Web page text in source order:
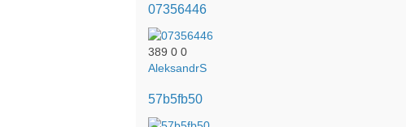
07356446
389 0 0
AleksandrS
57b5fb50